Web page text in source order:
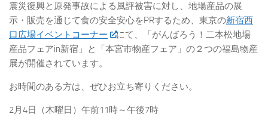
震災復興と原発事故による風評被害に対し、地場産品の展
示・販売を通じて食の安全安心をPRするため、東京の新宿西
口広場イベントコーナー
にて、「がんばろう！二本松地場
産品フェアin新宿」と「本宮市物産フェア」の２つの福島物産
展が開催されています。
お時間のある方は、ぜひお立ち寄りください。
2月4日（木曜日）午前11時～午後7時